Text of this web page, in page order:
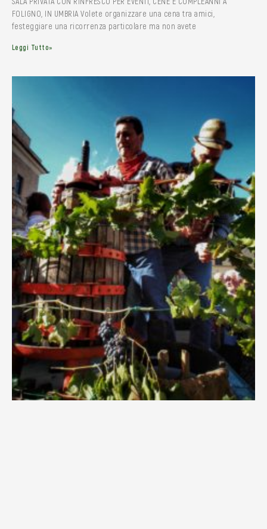
FOLIGNO, IN UMBRIA Volete organizzare una cena tra amici,
festeggiare una ricorrenza particolare ma non avete
Leggi Tutto»